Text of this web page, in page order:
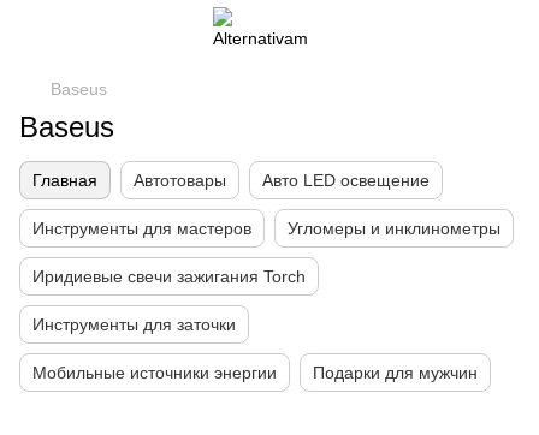
Baseus
Baseus
Главная Автотовары Авто LED освещение
Инструменты для мастеров Угломеры и инклинометры
Иридиевые свечи зажигания Torch
Инструменты для заточки
Мобильные источники энергии Подарки для мужчин